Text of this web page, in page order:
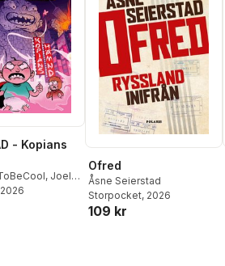
- Kopians
, Joel
,Emil Ejdemo
Beer
Ofred
Åsne Seierstad
Storpocket, 2026
109 kr